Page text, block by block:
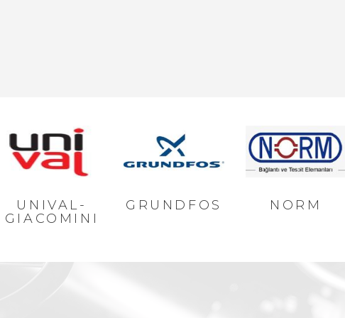
UNIVAL-
GIACOMINI
GRUNDFOS NORM